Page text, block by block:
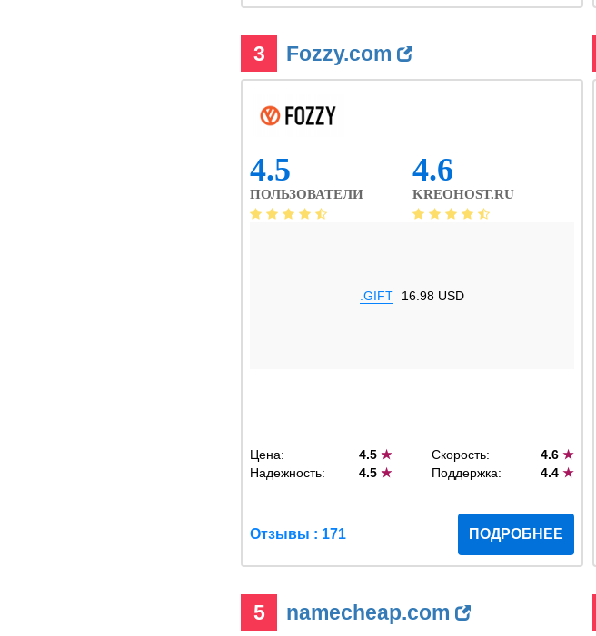
3 Fozzy.com
4.5
ПОЛЬЗОВАТЕЛИ
4.6
KREOHOST.RU
.GIFT 16.98 USD
Цена: 4.5★ Скорость: 4.6 ★
Надежность:
4.5★ Поддержка: 4.4 ★
Отзывы : 171 ПОДРОБНЕЕ
5 namecheap.com